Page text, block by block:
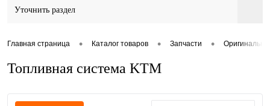
Уточнить раздел
Главная страница • Каталог товаров • Запчасти •
Топливная система KTM